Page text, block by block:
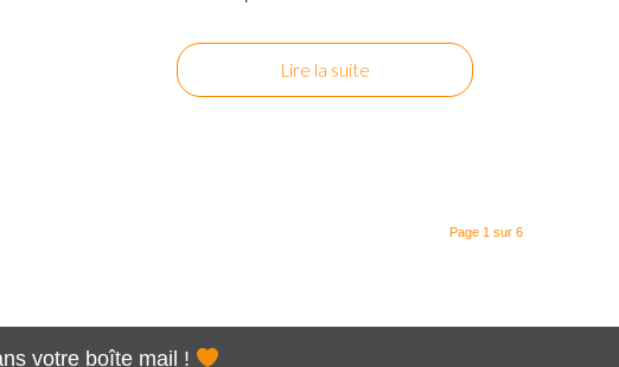
Lire la suite
Page 1 sur 6
votre boîte mail !